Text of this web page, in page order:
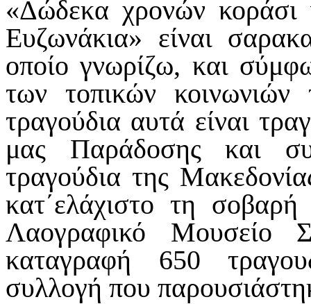
«Δώδεκα χρονών κοράσι
Ευζωνάκια» είναι
οποίο γνωρίζω, και
των τοπικών κοινωνιών
τραγούδια αυτά είναι
μας Παράδοσης και
τραγούδια της
κατ΄ελάχιστο τη
Λαογραφικό Μουσείο
καταγραφή 650
συλλογή που